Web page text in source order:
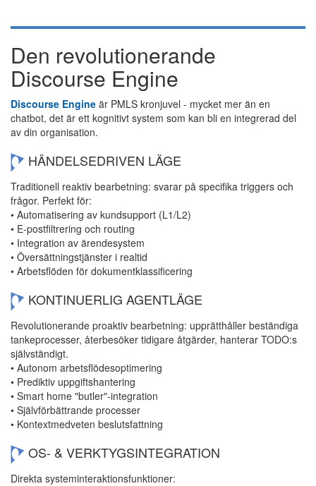
Den revolutionerande
Discourse Engine
Discourse Engine är PMLS kronjuvel - mycket mer än en
chatbot, det är ett kognitivt system som kan bli en integrerad del
av din organisation.
HÄNDELSEDRIVEN LÄGE
Traditionell reaktiv bearbetning: svarar på specifika triggers och
frågor. Perfekt för:
• Automatisering av kundsupport (L1/L2)
• E-postfiltrering och routing
• Integration av ärendesystem
• Översättningstjänster i realtid
• Arbetsflöden för dokumentklassificering
KONTINUERLIG AGENTLÄGE
Revolutionerande proaktiv bearbetning: upprätthåller beständiga
tankeprocesser, återbesöker tidigare åtgärder, hanterar TODO:s
självständigt.
• Autonom arbetsflödesoptimering
• Prediktiv uppgiftshantering
• Smart home "butler"-integration
• Självförbättrande processer
• Kontextmedveten beslutsfattning
OS- & VERKTYGSINTEGRATION
Direkta systeminteraktionsfunktioner: